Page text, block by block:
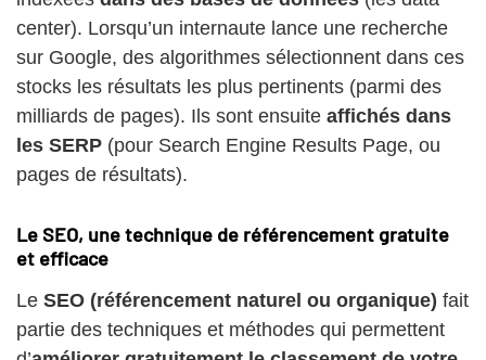
center). Lorsqu’un internaute lance une recherche
sur Google, des algorithmes sélectionnent dans ces
stocks les résultats les plus pertinents (parmi des
milliards de pages). Ils sont ensuite affichés dans
les SERP (pour Search Engine Results Page, ou
pages de résultats).
Le SEO, une technique de référencement gratuite
et efficace
Le SEO (référencement naturel ou organique) fait
partie des techniques et méthodes qui permettent